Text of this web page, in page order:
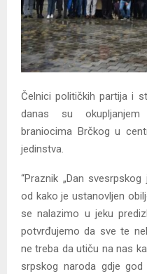
Čelnici političkih partija i
danas su okupljanjem
braniocima Brčkog u
jedinstva.
“Praznik „Dan
od kako je ustanovljen
se nalazimo u jeku
potvrđujemo da sve te
ne treba da utiču na nas
srpskog naroda gdje